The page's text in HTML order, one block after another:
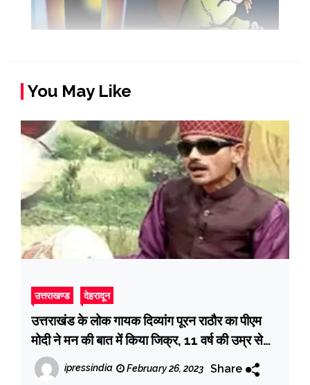
You May Like
उत्तराखण्ड देहरादून
उत्तराखंड के लोक गायक दिव्यांग पूरन राठौर का पीएम
मोदी ने मन की बात में किया जिक्र, 11 वर्ष की उम्र से
गीत गाने लगे थे राठौर
ipressindia February 26, 2023 Share